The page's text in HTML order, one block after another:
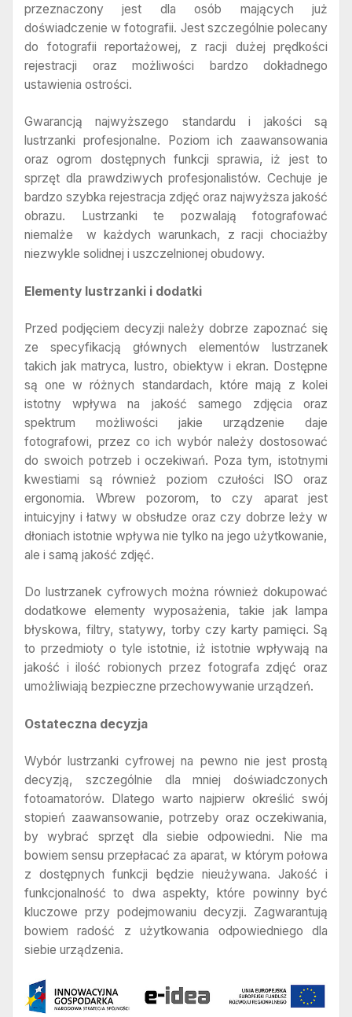
przeznaczony jest dla osób mających już
doświadczenie w fotografii. Jest szczególnie polecany
do fotografii reportażowej, z racji dużej prędkości
rejestracji oraz możliwości bardzo dokładnego
ustawienia ostrości.
Gwarancją najwyższego standardu i jakości są
lustrzanki profesjonalne. Poziom ich zaawansowania
oraz ogrom dostępnych funkcji sprawia, iż jest to
sprzęt dla prawdziwych profesjonalistów. Cechuje je
bardzo szybka rejestracja zdjęć oraz najwyższa jakość
obrazu. Lustrzanki te pozwalają fotografować
niemalże w każdych warunkach, z racji chociażby
niezwykle solidnej i uszczelnionej obudowy.
Elementy lustrzanki i dodatki
Przed podjęciem decyzji należy dobrze zapoznać się
ze specyfikacją głównych elementów lustrzanek
takich jak matryca, lustro, obiektyw i ekran. Dostępne
są one w różnych standardach, które mają z kolei
istotny wpływa na jakość samego zdjęcia oraz
spektrum możliwości jakie urządzenie daje
fotografowi, przez co ich wybór należy dostosować
do swoich potrzeb i oczekiwań. Poza tym, istotnymi
kwestiami są również poziom czułości ISO oraz
ergonomia. Wbrew pozorom, to czy aparat jest
intuicyjny i łatwy w obsłudze oraz czy dobrze leży w
dłoniach istotnie wpływa nie tylko na jego użytkowanie,
ale i samą jakość zdjęć.
Do lustrzanek cyfrowych można również dokupować
dodatkowe elementy wyposażenia, takie jak lampa
błyskowa, filtry, statywy, torby czy karty pamięci. Są
to przedmioty o tyle istotnie, iż istotnie wpływają na
jakość i ilość robionych przez fotografa zdjęć oraz
umożliwiają bezpieczne przechowywanie urządzeń.
Ostateczna decyzja
Wybór lustrzanki cyfrowej na pewno nie jest prostą
decyzją, szczególnie dla mniej doświadczonych
fotoamatorów. Dlatego warto najpierw określić swój
stopień zaawansowanie, potrzeby oraz oczekiwania,
by wybrać sprzęt dla siebie odpowiedni. Nie ma
bowiem sensu przepłacać za aparat, w którym połowa
z dostępnych funkcji będzie nieużywana. Jakość i
funkcjonalność to dwa aspekty, które powinny być
kluczowe przy podejmowaniu decyzji. Zagwarantują
bowiem radość z użytkowania odpowiedniego dla
siebie urządzenia.